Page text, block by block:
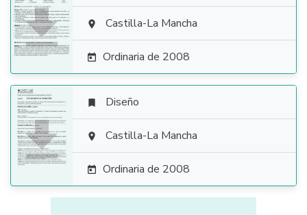
  Castilla-La Mancha
 Ordinaria de 2008

 Diseño
 Castilla-La Mancha
 Ordinaria de 2008